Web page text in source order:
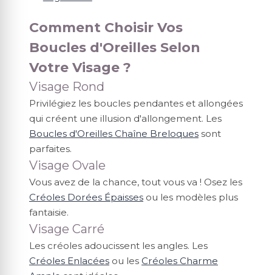
Comment Choisir Vos
Boucles d'Oreilles Selon
Votre Visage ?
Visage Rond
Privilégiez les boucles pendantes et allongées
qui créent une illusion d'allongement. Les
Boucles d'Oreilles Chaîne Breloques sont
parfaites.
Visage Ovale
Vous avez de la chance, tout vous va ! Osez les
Créoles Dorées Épaisses ou les modèles plus
fantaisie.
Visage Carré
Les créoles adoucissent les angles. Les
Créoles Enlacées ou les Créoles Charme